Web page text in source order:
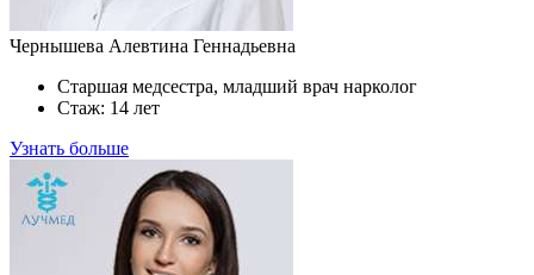
Чернышева Алевтина Геннадьевна
Старшая медсестра, младший врач нарколог
Стаж: 14 лет
Узнать больше